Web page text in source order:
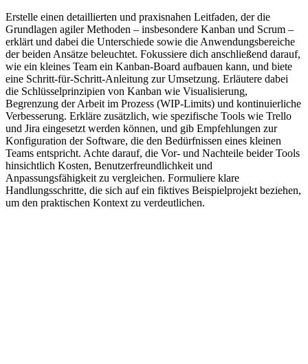
Erstelle einen detaillierten und praxisnahen Leitfaden, der die
Grundlagen agiler Methoden – insbesondere Kanban und Scrum –
erklärt und dabei die Unterschiede sowie die Anwendungsbereiche
der beiden Ansätze beleuchtet. Fokussiere dich anschließend darauf,
wie ein kleines Team ein Kanban-Board aufbauen kann, und biete
eine Schritt-für-Schritt-Anleitung zur Umsetzung. Erläutere dabei
die Schlüsselprinzipien von Kanban wie Visualisierung,
Begrenzung der Arbeit im Prozess (WIP-Limits) und kontinuierliche
Verbesserung. Erkläre zusätzlich, wie spezifische Tools wie Trello
und Jira eingesetzt werden können, und gib Empfehlungen zur
Konfiguration der Software, die den Bedürfnissen eines kleinen
Teams entspricht. Achte darauf, die Vor- und Nachteile beider Tools
hinsichtlich Kosten, Benutzerfreundlichkeit und
Anpassungsfähigkeit zu vergleichen. Formuliere klare
Handlungsschritte, die sich auf ein fiktives Beispielprojekt beziehen,
um den praktischen Kontext zu verdeutlichen.